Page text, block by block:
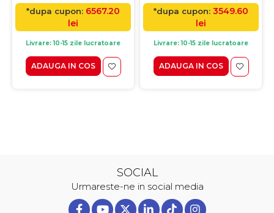
*dupa cupon: 6567.20
lei
Livrare: 10-15 zile lucratoare
ADAUGA IN COS
*dupa cupon: 3549.60
lei
Livrare: 10-15 zile lucratoare
ADAUGA IN COS
SOCIAL
Urmareste-ne in social media